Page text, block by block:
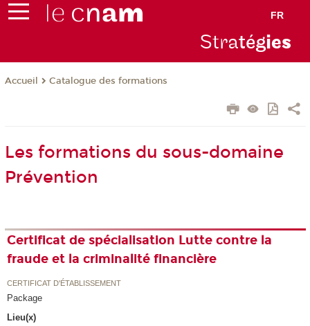
FR
Stratégies
Accueil Catalogue des formations
Les formations du sous-domaine
Prévention
Certificat de spécialisation Lutte contre la
fraude et la criminalité financière
CERTIFICAT D'ÉTABLISSEMENT
Package
Lieu(x)